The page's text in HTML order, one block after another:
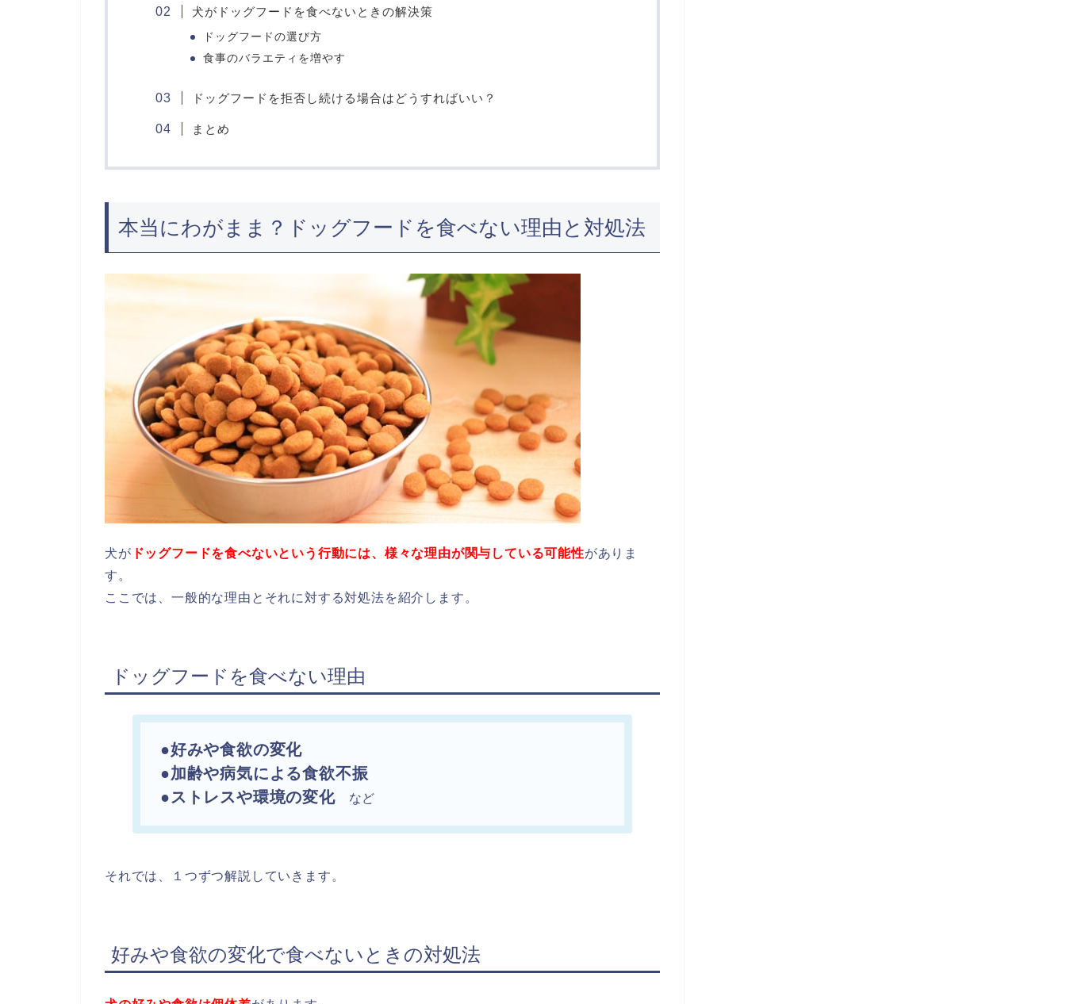
犬がドッグフードを食べないときの解決策
ドッグフードの選び方
食事のバラエティを増やす
ドッグフードを拒否し続ける場合はどうすればいい？
まとめ
本当にわがまま？ドッグフードを食べない理由と対処法
犬が ドッグフードを食べないという行動には、様々な理由が関与している可能性がありま
す。
ここでは、一般的な理由とそれに対する対処法を紹介します。
ドッグフードを食べない理由
●好みや食欲の変化
●加齢や病気による食欲不振
●ストレスや環境の変化など
それでは、１つずつ解説していきます。
好みや食欲の変化で食べないときの対処法